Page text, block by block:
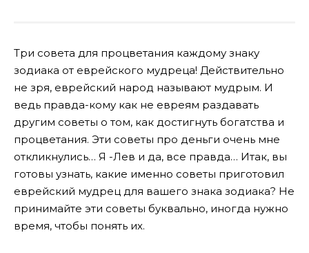
Три совета для процветания каждому знаку
зодиака от еврейского мудреца! Действительно
не зря, еврейский народ называют мудрым. И
ведь правда-кому как не евреям раздавать
другим советы о том, как достигнуть богатства и
процветания. Эти советы про деньги очень мне
откликнулись… Я -Лев и да, все правда… Итак, вы
готовы узнать, какие именно советы приготовил
еврейский мудрец для вашего знака зодиака? Не
принимайте эти советы буквально, иногда нужно
время, чтобы понять их.